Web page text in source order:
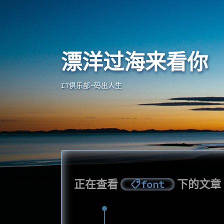
漂洋过海来看你
漂洋过海来看你
IT俱乐部-码出人生
正在查看 font 下的文章